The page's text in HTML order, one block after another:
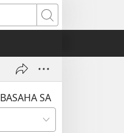
Pangitaa
BASAHA SA